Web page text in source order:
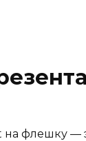
флешку —